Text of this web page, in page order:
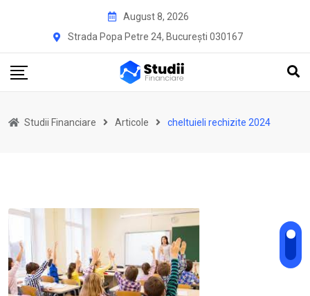
August 8, 2026
Strada Popa Petre 24, București 030167
Studii Financiare Articole cheltuieli rechizite 2024